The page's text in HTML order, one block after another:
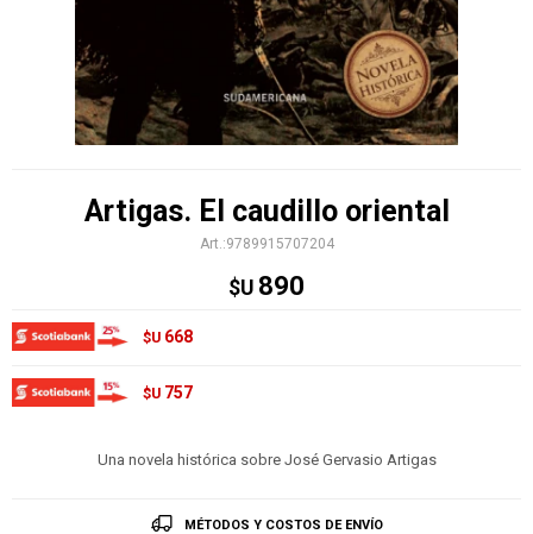
Artigas. El caudillo oriental
9789915707204
$U 890
$U 668
$U 757
Una novela histórica sobre José Gervasio Artigas
MÉTODOS Y COSTOS DE ENVÍO